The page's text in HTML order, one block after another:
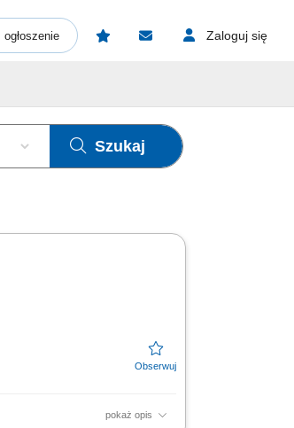
ogłoszenie Zaloguj się
Szukaj
pokaż opis